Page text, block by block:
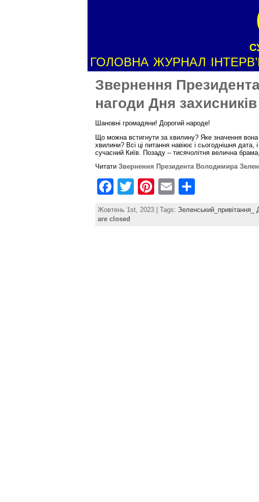
ГОЛОВНА ЖУРНАЛ
Звернення
нагоди Дня
Шановні громадяни! Дорогий народе!
Що можна встигнути за хвилину? Яке значення вона
хвилини? Всі ці питання навіює і сьогоднішня
сучасний Київ. Позаду – тисячолітня велична
Читати Звернення Президента Володимира
F
c
T
w
itt
Pi
nt
er
E
m
Жовтень 1st, 2023 | Tags: Зеленський_привітання_
are closed